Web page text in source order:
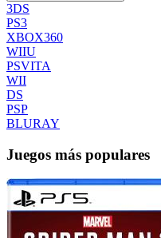
3DS
PS3
XBOX360
WIIU
PSVITA
WII
DS
PSP
BLURAY
Juegos más populares